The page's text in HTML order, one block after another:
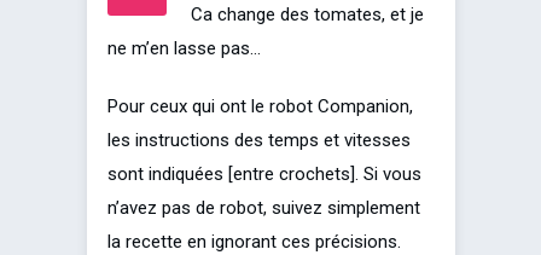
Ca change des tomates, et je
ne m’en lasse pas…
Pour ceux qui ont le robot Companion,
les instructions des temps et vitesses
sont indiquées [entre crochets]. Si vous
n’avez pas de robot, suivez simplement
la recette en ignorant ces précisions.